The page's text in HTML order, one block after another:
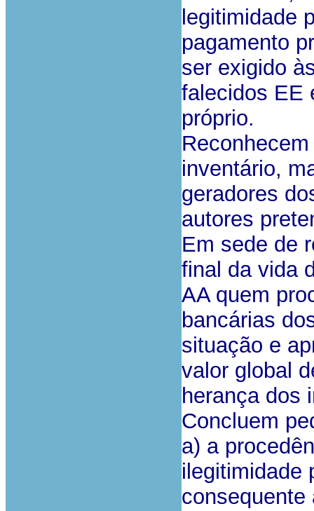
legitimidade
pagamento
ser exigido
falecidos EE
próprio.
inventário,
geradores
autores
Em sede de
final da vida
AA quem
bancárias
situação e
valor global
herança dos
Concluem
a) a
ilegitimidade